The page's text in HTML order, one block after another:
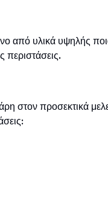
από υλικά υψηλής
περιστάσεις.
στον προσεκτικά